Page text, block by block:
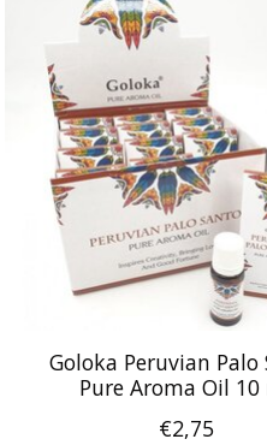
Goloka Peruvian Palo
Pure Aroma Oil
€2,75